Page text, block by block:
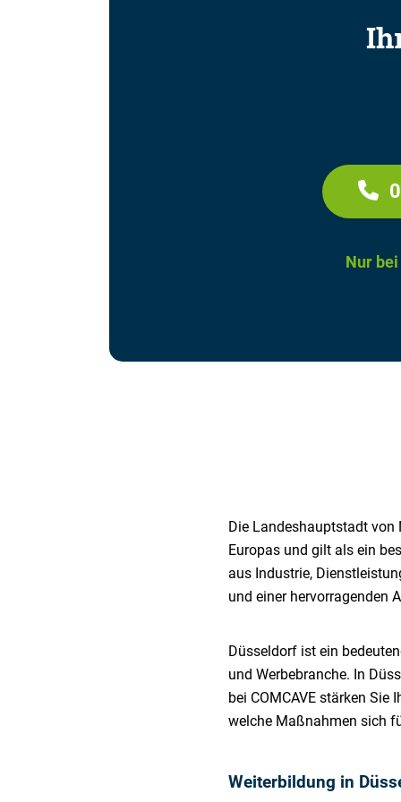
Nur
Die Landeshauptstadt von
Europas und gilt als ein
aus Industrie,
und einer hervorragenden
Düsseldorf ist ein
und Werbebranche. In
bei COMCAVE stärken
welche Maßnahmen sich
Weiterbildung in